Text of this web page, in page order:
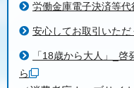
労働金庫電子決済等
安心してお取引いただ
「18歳から大人」_
ら